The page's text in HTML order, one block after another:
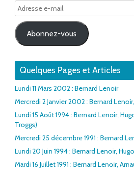
Adresse
e-
mail
Abonnez-vous
Quelques Pages et Articles
Lundi 11 Mars 2002 : Bernard Lenoir
Mercredi 2 Janvier 2002 : Bernard
Lundi 15 Août 1994 : Bernard Lenoir,
Troggs)
Mercredi 25 décembre 1991 : Bernard
Lundi 20 Juin 1994 : Bernard Lenoir,
Mardi 16 Juillet 1991 : Bernard Lenoir,